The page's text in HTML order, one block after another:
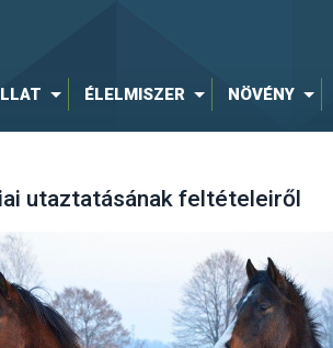
ÉLELMISZER NÖVÉNY
utaztatásának feltételeiről